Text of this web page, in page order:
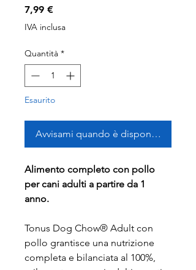
7,99 €Prezzo
IVA inclusa
Quantità *
Esaurito
Avvisami quando è disponibile
Alimento completo con pollo
per cani adulti a partire da 1
anno.
Tonus Dog Chow® Adult con
pollo grantisce una nutrizione
completa e bilanciata al 100%,